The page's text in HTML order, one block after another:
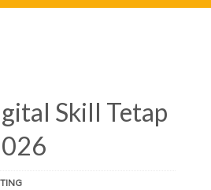
Skill Tetap